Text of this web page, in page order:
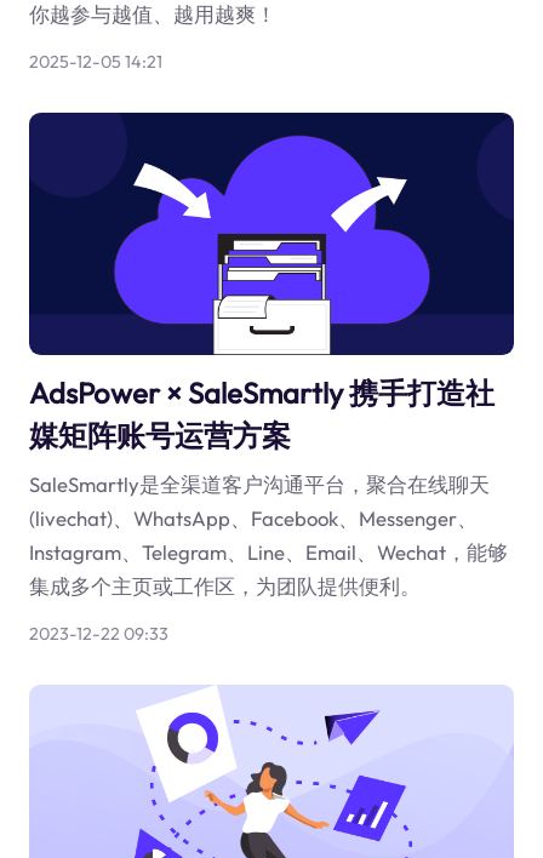
你越参与越值、越用越爽！
2025-12-05 14:21
AdsPower × SaleSmartly 携手打造社
媒矩阵账号运营方案
SaleSmartly是全渠道客户沟通平台，聚合在线聊天
(livechat)、WhatsApp、Facebook、Messenger、
Instagram、Telegram、Line、Email、Wechat，能够
集成多个主页或工作区，为团队提供便利。
2023-12-22 09:33